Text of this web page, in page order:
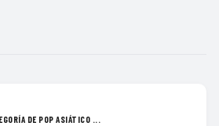
DE POP ASIÁTICO ...